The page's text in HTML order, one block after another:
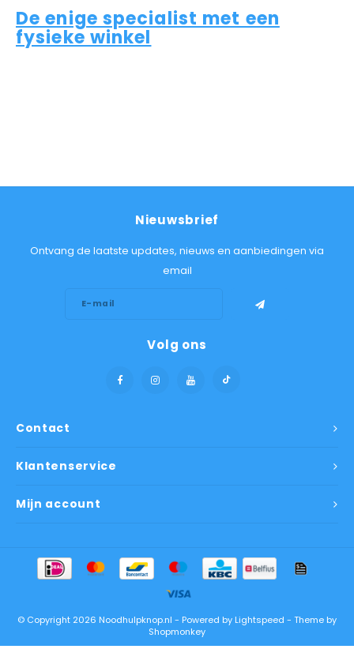
De enige specialist met een
fysieke winkel
Contact
Nieuwsbrief
Ontvang de laatste updates, nieuws en aanbiedingen via
email
Volg ons
Klantenservice
Mijn account
© Copyright 2026 Noodhulpknop.nl - Powered by Lightspeed - Theme by
Shopmonkey